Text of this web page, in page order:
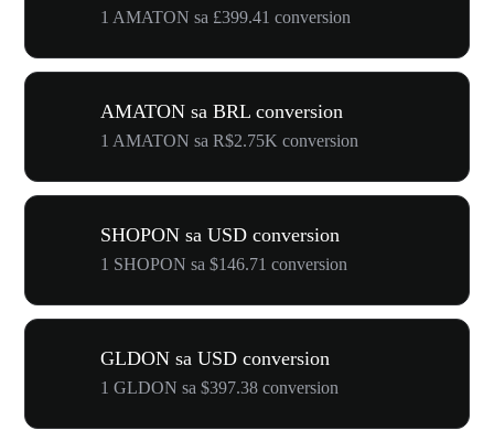
1 AMATON sa £399.41 conversion
AMATON sa BRL conversion
1 AMATON sa R$2.75K conversion
SHOPON sa USD conversion
1 SHOPON sa $146.71 conversion
GLDON sa USD conversion
1 GLDON sa $397.38 conversion